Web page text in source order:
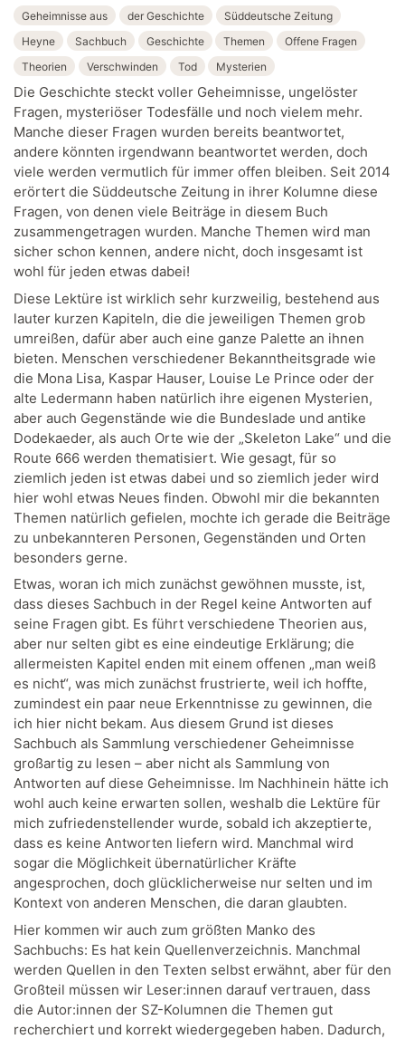
Geheimnisse aus der Geschichte
Süddeutsche Zeitung
Heyne
Sachbuch Geschichte Themen
Offene Fragen
Theorien
Verschwinden Tod Mysterien
Die Geschichte steckt voller Geheimnisse, ungelöster
Fragen, mysteriöser Todesfälle und noch vielem mehr.
Manche dieser Fragen wurden bereits beantwortet,
andere könnten irgendwann beantwortet werden, doch
viele werden vermutlich für immer offen bleiben. Seit 2014
erörtert die Süddeutsche Zeitung in ihrer Kolumne diese
Fragen, von denen viele Beiträge in diesem Buch
zusammengetragen wurden. Manche Themen wird man
sicher schon kennen, andere nicht, doch insgesamt ist
wohl für jeden etwas dabei!
Diese Lektüre ist wirklich sehr kurzweilig, bestehend aus
lauter kurzen Kapiteln, die die jeweiligen Themen grob
umreißen, dafür aber auch eine ganze Palette an ihnen
bieten. Menschen verschiedener Bekanntheitsgrade wie
die Mona Lisa, Kaspar Hauser, Louise Le Prince oder der
alte Ledermann haben natürlich ihre eigenen Mysterien,
aber auch Gegenstände wie die Bundeslade und antike
Dodekaeder, als auch Orte wie der „Skeleton Lake“ und die
Route 666 werden thematisiert. Wie gesagt, für so
ziemlich jeden ist etwas dabei und so ziemlich jeder wird
hier wohl etwas Neues finden. Obwohl mir die bekannten
Themen natürlich gefielen, mochte ich gerade die Beiträge
zu unbekannteren Personen, Gegenständen und Orten
besonders gerne.
Etwas, woran ich mich zunächst gewöhnen musste, ist,
dass dieses Sachbuch in der Regel keine Antworten auf
seine Fragen gibt. Es führt verschiedene Theorien aus,
aber nur selten gibt es eine eindeutige Erklärung; die
allermeisten Kapitel enden mit einem offenen „man weiß
es nicht“, was mich zunächst frustrierte, weil ich hoffte,
zumindest ein paar neue Erkenntnisse zu gewinnen, die
ich hier nicht bekam. Aus diesem Grund ist dieses
Sachbuch als Sammlung verschiedener Geheimnisse
großartig zu lesen – aber nicht als Sammlung von
Antworten auf diese Geheimnisse. Im Nachhinein hätte ich
wohl auch keine erwarten sollen, weshalb die Lektüre für
mich zufriedenstellender wurde, sobald ich akzeptierte,
dass es keine Antworten liefern wird. Manchmal wird
sogar die Möglichkeit übernatürlicher Kräfte
angesprochen, doch glücklicherweise nur selten und im
Kontext von anderen Menschen, die daran glaubten.
Hier kommen wir auch zum größten Manko des
Sachbuchs: Es hat kein Quellenverzeichnis. Manchmal
werden Quellen in den Texten selbst erwähnt, aber für den
Großteil müssen wir Leser:innen darauf vertrauen, dass
die Autor:innen der SZ-Kolumnen die Themen gut
recherchiert und korrekt wiedergegeben haben. Dadurch,